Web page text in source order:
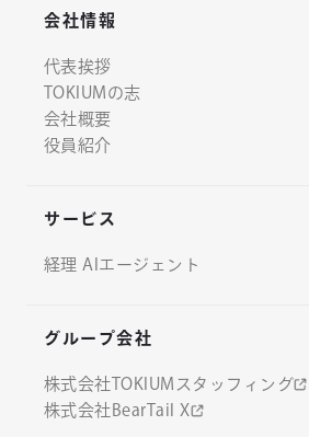
会社情報
代表挨拶
TOKIUMの志
会社概要
役員紹介
サービス
経理 AIエージェント
グループ会社
株式会社TOKIUMスタッフィング
株式会社BearTail X